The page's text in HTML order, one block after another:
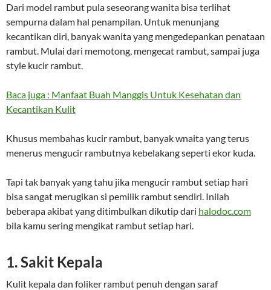
Dari model rambut pula seseorang wanita bisa terlihat
sempurna dalam hal penampilan. Untuk menunjang
kecantikan diri, banyak wanita yang mengedepankan penataan
rambut. Mulai dari memotong, mengecat rambut, sampai juga
style kucir rambut.
Baca juga : Manfaat Buah Manggis Untuk Kesehatan dan
Kecantikan Kulit
Khusus membahas kucir rambut, banyak wnaita yang terus
menerus mengucir rambutnya kebelakang seperti ekor kuda.
Tapi tak banyak yang tahu jika mengucir rambut setiap hari
bisa sangat merugikan si pemilik rambut sendiri. Inilah
beberapa akibat yang ditimbulkan dikutip dari halodoc.com
bila kamu sering mengikat rambut setiap hari.
1. Sakit Kepala
Kulit kepala dan foliker rambut penuh dengan saraf